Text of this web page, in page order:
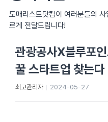
도매리스트닷컴이 여러분들의
르게 전달드립니다!
관광공사X블루포
꿀 스타트업 찾는다
최고관리자 2024-05-27